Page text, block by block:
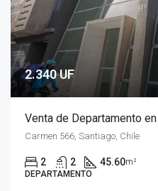
2.340 UF
Venta de Departamento
Carmen 566, Santiago, Chile
2 2 45.60m²
DEPARTAMENTO